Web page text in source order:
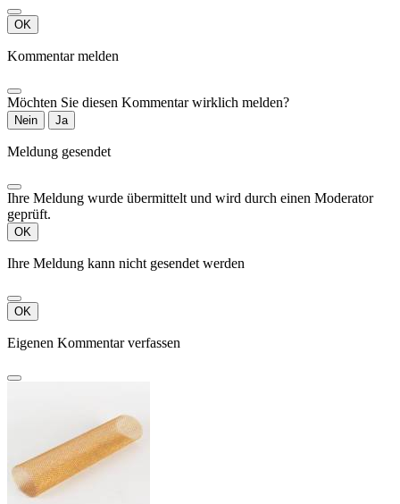
OK
Kommentar melden
Möchten Sie diesen Kommentar wirklich melden?
Nein Ja
Meldung gesendet
Ihre Meldung wurde übermittelt und wird durch einen Moderator
geprüft.
OK
Ihre Meldung kann nicht gesendet werden
OK
Eigenen Kommentar verfassen